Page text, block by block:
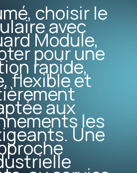
choisir le
avec
Module,
pour une
rapide,
flexible et
aux
les
Une